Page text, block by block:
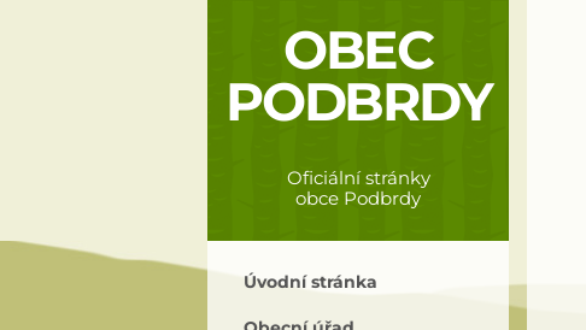
OBEC
PODBRDY
Oficiální stránky
obce Podbrdy
Úvodní stránka